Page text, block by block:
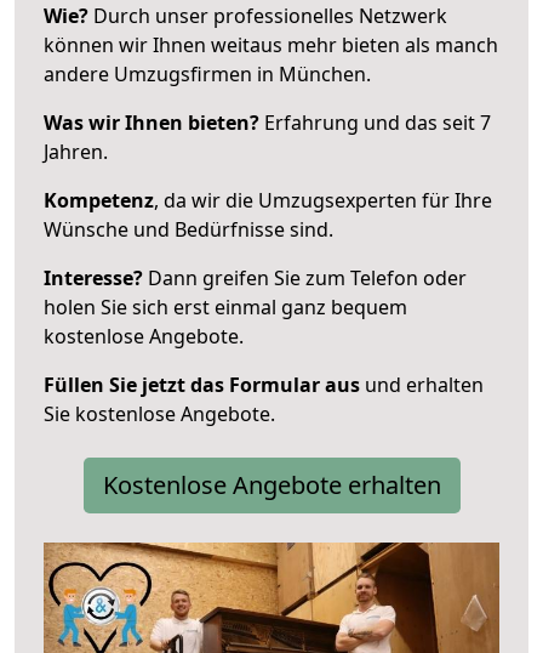
Wie? Durch unser professionelles Netzwerk
können wir Ihnen weitaus mehr bieten als manch
andere Umzugsfirmen in München.
Was wir Ihnen bieten? Erfahrung und das seit 7
Jahren.
Kompetenz, da wir die Umzugsexperten für Ihre
Wünsche und Bedürfnisse sind.
Interesse? Dann greifen Sie zum Telefon oder
holen Sie sich erst einmal ganz bequem
kostenlose Angebote.
Füllen Sie jetzt das Formular aus und erhalten
Sie kostenlose Angebote.
Kostenlose Angebote erhalten